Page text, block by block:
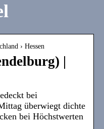
› Hessen
|
bei
überwiegt dichte
bei Höchstwerten